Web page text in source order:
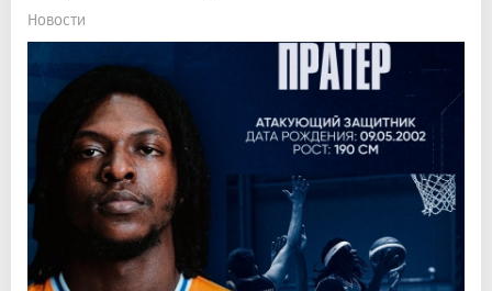
Новости